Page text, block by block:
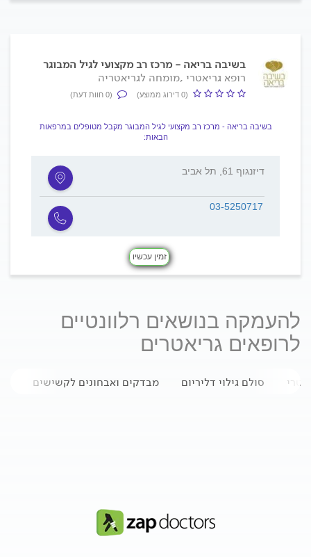
בשיבה בריאה - מרכז רב מקצועי לגיל המבוגר
רופא גריאטרי ,מומחה לגריאטריה
(0 דירוג ממוצע) (0 חוות דעת)
בשיבה בריאה - מרכז רב מקצועי לגיל המבוגר מקבל מטופלים במרפאות
הבאות:
דיזנגוף 61, תל אביב
03-5250717
זמין עכשיו
להעמקה בנושאים רלוונטיים
לרופאים גריאטרים
סולם גילוי דליריום מבדקים ואבחונים לקשישים